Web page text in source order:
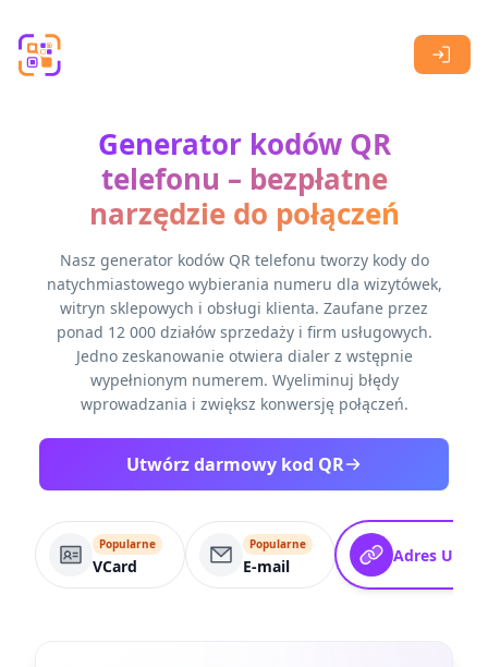
Generator kodów QR
telefonu – bezpłatne
narzędzie do połączeń
Nasz generator kodów QR telefonu tworzy kody do
natychmiastowego wybierania numeru dla wizytówek,
witryn sklepowych i obsługi klienta. Zaufane przez
ponad 12 000 działów sprzedaży i firm usługowych.
Jedno zeskanowanie otwiera dialer z wstępnie
wypełnionym numerem. Wyeliminuj błędy
wprowadzania i zwiększ konwersję połączeń.
Utwórz darmowy kod QR
Popularne
VCard
Popularne
E-mail
Adres URL